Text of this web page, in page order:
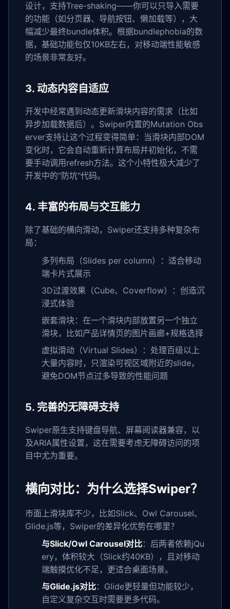
设计，支持Tree-shaking——你可以只导入需要
的功能（如分页器、导航按钮、懒加载等），大
幅减少最终bundle体积。根据bundlephobia的数
据，基础功能包仅10KB左右，对移动端性能敏感
的场景非常友好。
3. 动态内容自适应
开发中经常遇到动态更新滑块内容的需求（比如
异步加载数据后）。Swiper内置的Mutation Obs
erver支持让这个过程变得简单：当滑块内部DOM
变化时，它会自动重新计算布局并初始化，不需
要手动调用refresh方法。这个小特性极大减少了
开发中的"防坑"代码。
4. 丰富的布局与交互能力
除了基础的横向滑动，Swiper还支持多种复杂布
局：
多列布局（Slides per column）：适合移动
端卡片式展示
3D过渡效果（Cube、Coverflow）：创造沉
浸式体验
嵌套滑块：在一个滑块内部放置另一个独立
滑块，比如产品详情页的图片画廊+规格选择
虚拟滑动（Virtual Slides）：处理百级以上
大量内容时，只渲染可视区域附近的slide，
避免DOM节点过多导致的性能问题
5. 完善的无障碍支持
Swiper原生支持键盘导航、屏幕阅读器兼容，以
及ARIA属性设置，这在需要考虑无障碍访问的项
目中尤为重要。
横向对比：为什么选择Swiper？
市面上滑块库不少，比如Slick、Owl Carousel、
Glide.js等，Swiper的差异化优势在哪里？
与Slick/Owl Carousel对比：后两者依赖jQu
ery，体积较大（Slick约40KB），且对移动
端触摸优化不足，更适合桌面场景。
与Glide.js对比：Glide更轻量但功能较少，
自定义复杂交互时需要更多代码。